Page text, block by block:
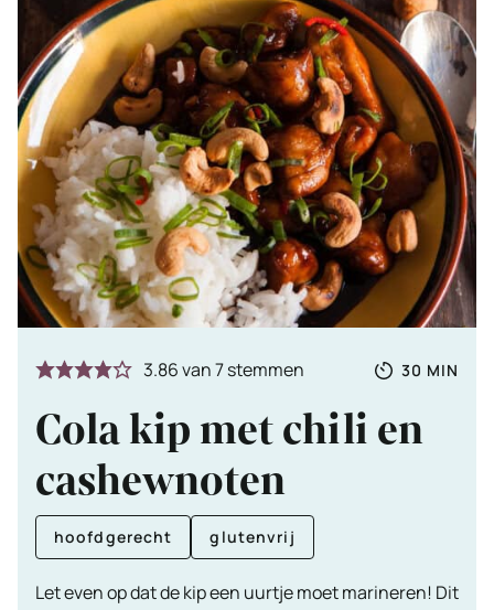
3.86van7stemmen
Totale
30 MIN
Cola kip met chili en
cashewnoten
hoofdgerecht glutenvrij
Let even op dat de kip een uurtje moet marineren! Dit